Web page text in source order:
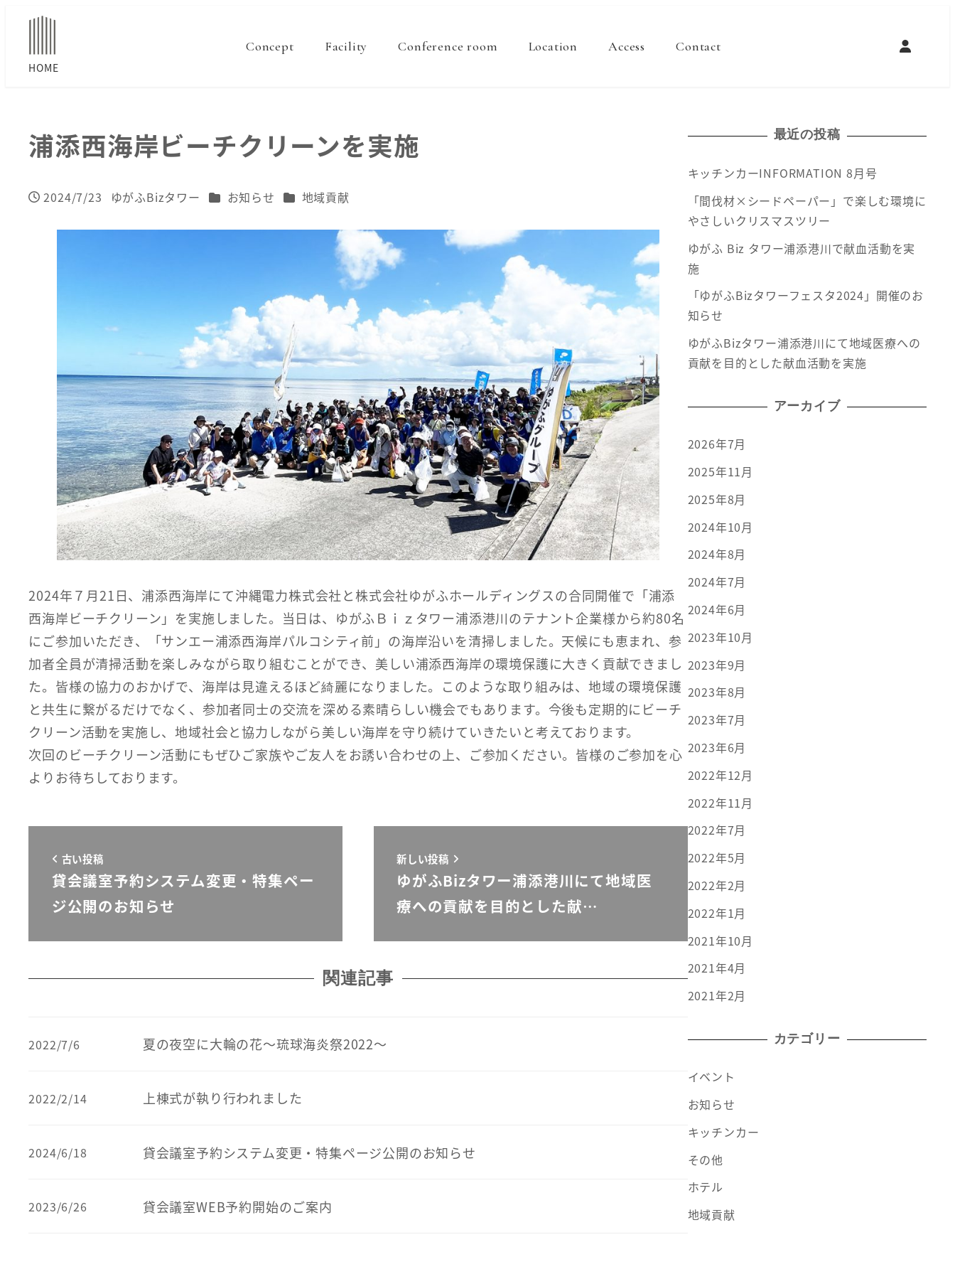
Concept Facility Conference room Location Access Contact
浦添西海岸ビーチクリーンを実施
投稿日
2024/7/23
著
者
ゆがふBizタワー カテゴリー
お知らせ カテゴリー
地域貢献
2024年７月21日、浦添西海岸にて沖縄電力株式会社と株式会社ゆがふホールディングスの合同開催で「浦添
西海岸ビーチクリーン」を実施しました。当日は、ゆがふＢｉｚタワー浦添港川のテナント企業様から約80名
にご参加いただき、「サンエー浦添西海岸パルコシティ前」の海岸沿いを清掃しました。天候にも恵まれ、参
加者全員が清掃活動を楽しみながら取り組むことができ、美しい浦添西海岸の環境保護に大きく貢献できまし
た。皆様の協力のおかげで、海岸は見違えるほど綺麗になりました。このような取り組みは、地域の環境保護
と共生に繋がるだけでなく、参加者同士の交流を深める素晴らしい機会でもあります。今後も定期的にビーチ
クリーン活動を実施し、地域社会と協力しながら美しい海岸を守り続けていきたいと考えております。
次回のビーチクリーン活動にもぜひご家族やご友人をお誘い合わせの上、ご参加ください。皆様のご参加を心
よりお待ちしております。
古い投稿
貸会議室予約システム変更・特集ペー
ジ公開のお知らせ
新しい投稿
ゆがふBizタワー浦添港川にて地域医
療への貢献を目的とした献…
関連記事
夏の夜空に大輪の花～琉球海炎祭2022～
2022/7/6
上棟式が執り行われました
2022/2/14
貸会議室予約システム変更・特集ページ公開のお知らせ
2024/6/18
貸会議室WEB予約開始のご案内
2023/6/26
最近の投稿
キッチンカーINFORMATION 8月号
「間伐材×シードペーパー」で楽しむ環境に
やさしいクリスマスツリー
ゆがふ Biz タワー浦添港川で献血活動を実
施
「ゆがふBizタワーフェスタ2024」開催のお
知らせ
ゆがふBizタワー浦添港川にて地域医療への
貢献を目的とした献血活動を実施
アーカイブ
2026年7月
2025年11月
2025年8月
2024年10月
2024年8月
2024年7月
2024年6月
2023年10月
2023年9月
2023年8月
2023年7月
2023年6月
2022年12月
2022年11月
2022年7月
2022年5月
2022年2月
2022年1月
2021年10月
2021年4月
2021年2月
カテゴリー
イベント
お知らせ
キッチンカー
その他
ホテル
地域貢献